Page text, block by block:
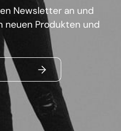
Newsletter an und
neuen Produkten und
ABSENDEN